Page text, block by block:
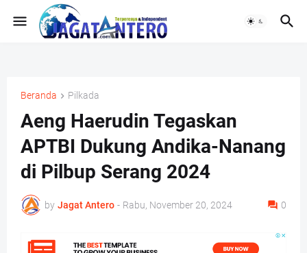
Beranda Pilkada
Aeng Haerudin Tegaskan
APTBI Dukung Andika-Nanang
di Pilbup Serang 2024
by Jagat Antero - Rabu, November 20, 2024 0